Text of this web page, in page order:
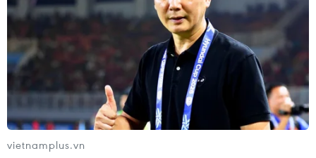
vietnamplus.vn